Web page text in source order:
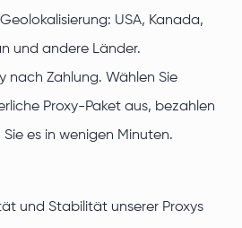
USA, Kanada,
und andere Länder.
nach Zahlung. Wählen Sie
Proxy-Paket aus, bezahlen
es in wenigen Minuten.
und Stabilität unserer Proxys